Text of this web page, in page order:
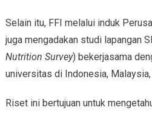
Selain itu, FFI melalui induk
juga mengadakan studi lapangan
Nutrition Survey) bekerjasama
universitas di Indonesia, Malaysia,
Riset ini bertujuan untuk